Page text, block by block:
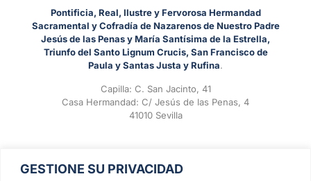
GESTIONE SU PRIVACIDAD
Pontificia, Real, Ilustre y Fervorosa Hermandad
Sacramental y Cofradía de Nazarenos de Nuestro Padre
Jesús de las Penas y María Santísima de la Estrella,
Triunfo del Santo Lignum Crucis, San Francisco de
Paula y Santas Justa y Rufina.
Capilla: C. San Jacinto, 41
Casa Hermandad: C/ Jesús de las Penas, 4
41010 Sevilla